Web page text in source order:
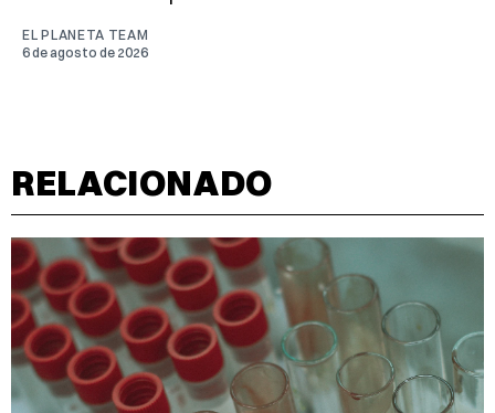
EL PLANETA TEAM
6 de agosto de 2026
RELACIONADO